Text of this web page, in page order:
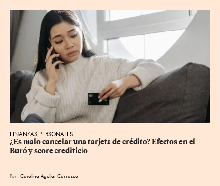
FINANZAS PERSONALES
¿Es malo cancelar una tarjeta de crédito? Efectos en el
Buró y score crediticio
Por Carolina Aguilar Carrasco